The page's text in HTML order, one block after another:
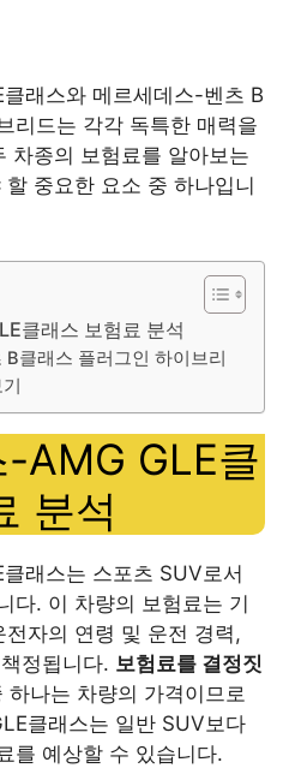
래스와 메르세데스-벤츠 B
리드는 각각 독특한 매력을
차종의 보험료를 알아보는
중요한 요소 중 하나입니
클래스 보험료 분석
클래스 플러그인 하이브리
AMG GLE클
분석
래스는 스포츠 SUV로서
다. 이 차량의 보험료는 기
자의 연령 및 운전 경력,
정됩니다. 보험료를 결정짓
하나는 차량의 가격이므로
클래스는 일반 SUV보다
를 예상할 수 있습니다.